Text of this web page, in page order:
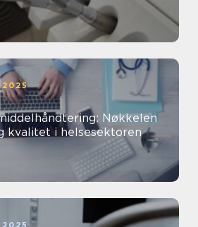
Nøkkelen
kvalitet i helsesektoren